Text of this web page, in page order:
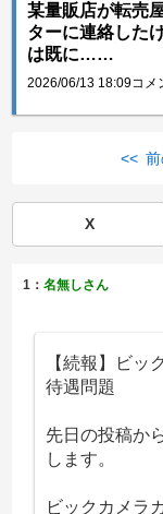
某量販店が転売
ターに連絡した
は既に……
2026/06/13 18:09コメ
<< 前
X
1：名無しさん
【続報】ビ
待遇問題
先日の投稿か
します。
ビックカメラ